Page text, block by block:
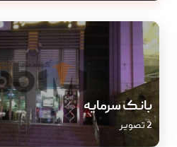
بانک سرمایه
2 تصویر